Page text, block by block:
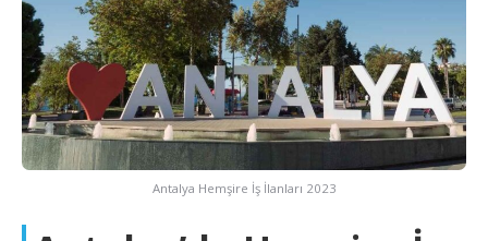
Antalya Hemşire İş İlanları 2023